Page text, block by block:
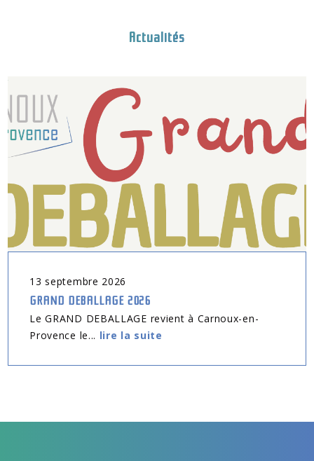
Actualités
13 septembre 2026
GRAND DEBALLAGE 2026
Le GRAND DEBALLAGE revient à Carnoux-en-
Provence le... lire la suite